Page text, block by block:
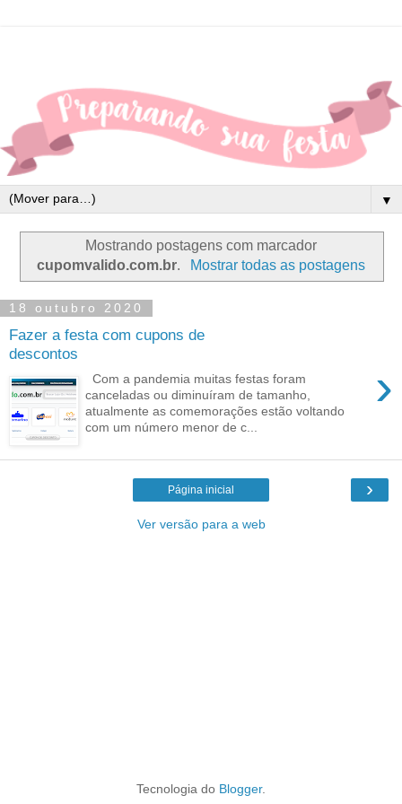
▼
Mostrando postagens com marcador
cupomvalido.com.br. Mostrar todas as postagens
18 outubro 2020
Fazer a festa com cupons de
descontos
›
Com a pandemia muitas festas foram
canceladas ou diminuíram de tamanho,
atualmente as comemorações estão voltando
com um número menor de c...
›
Página inicial
Ver versão para a web
Tecnologia do Blogger.